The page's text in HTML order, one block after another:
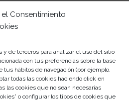
el Consentimiento
y de terceros para analizar el uso del sitio
con tus preferencias sobre la base
tus hábitos de navegación (por ejemplo,
todas las cookies haciendo click en
las cookies que no sean necesarias
o configurar los tipos de cookies que
Vaiana en Rosaleda
de Abanicos
se vive en Rosaleda